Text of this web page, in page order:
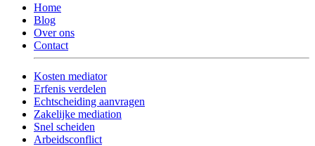
Home
Blog
Over ons
Contact
Kosten mediator
Erfenis verdelen
Echtscheiding aanvragen
Zakelijke mediation
Snel scheiden
Arbeidsconflict